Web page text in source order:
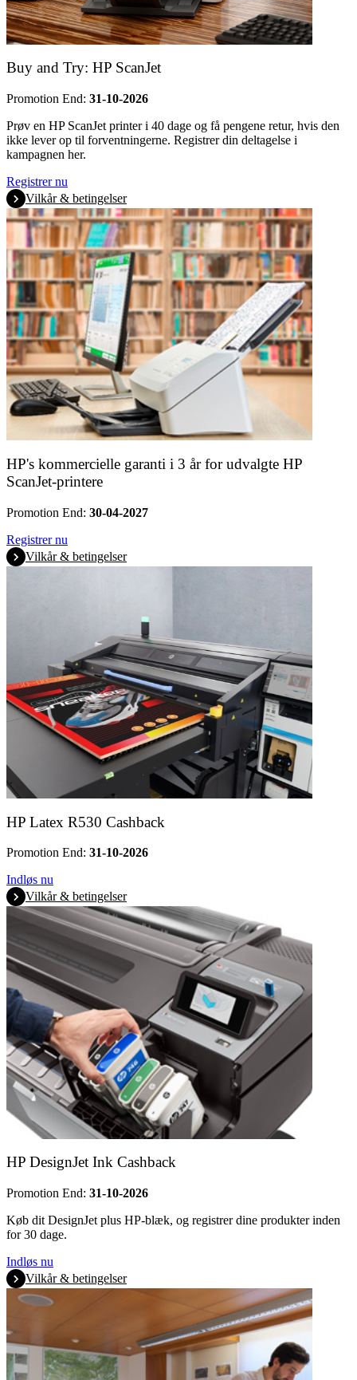
Buy and Try: HP ScanJet
Promotion End: 31-10-2026
Prøv en HP ScanJet printer i 40 dage og få pengene retur, hvis den
ikke lever op til forventningerne. Registrer din deltagelse i
kampagnen her.
Registrer nu
Vilkår & betingelser
HP's kommercielle garanti i 3 år for udvalgte HP
ScanJet-printere
Promotion End: 30-04-2027
Registrer nu
Vilkår & betingelser
HP Latex R530 Cashback
Promotion End: 31-10-2026
Indløs nu
Vilkår & betingelser
HP DesignJet Ink Cashback
Promotion End: 31-10-2026
Køb dit DesignJet plus HP-blæk, og registrer dine produkter inden
for 30 dage.
Indløs nu
Vilkår & betingelser